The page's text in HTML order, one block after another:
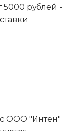
5000 рублей -
ООО "Интен"